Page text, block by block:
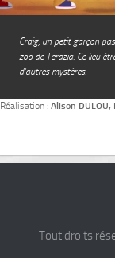
Craig, un petit garçon
zoo de Terazia. Ce lieu
d’autres mystères.
Réalisation : Alison DULOU,
Tout droits